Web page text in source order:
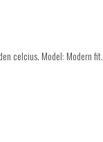
celcius. Model: Modern fit.